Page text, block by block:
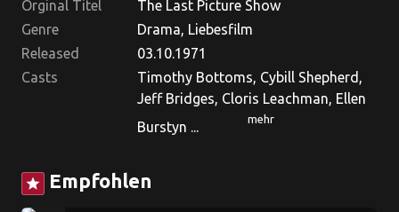
Orginal Titel
The Last Picture Show
Genre
Drama, Liebesfilm
Released
03.10.1971
Casts
Timothy Bottoms, Cybill Shepherd,
Jeff Bridges, Cloris Leachman, Ellen
Burstyn ...
mehr
star Empfohlen